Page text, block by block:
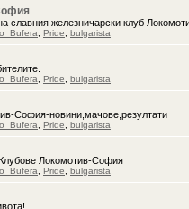
славния железничарски клуб
Pride bulgarista
Pride bulgarista
София-новини,мачове,резултати
Pride bulgarista
Локомотив-София
Pride bulgarista